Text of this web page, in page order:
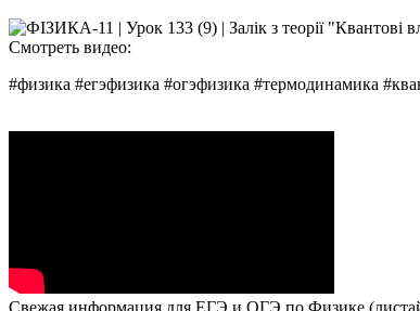
Смотреть видео:
#физика #егэфизика #огэфизика #термодинамика